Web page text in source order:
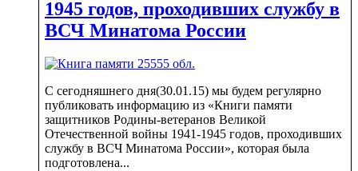
1945 годов, проходивших службу в
ВСЧ Минатома России
С сегодняшнего дня(30.01.15) мы будем регулярно
публиковать информацию из «Книги памяти
защитников Родины-ветеранов Великой
Отечественной войны 1941-1945 годов, проходивших
службу в ВСЧ Минатома России», которая была
подготовлена...